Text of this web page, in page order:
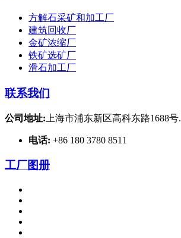
方解石采矿和加工厂
建筑回收厂
金矿浓缩厂
铁矿选矿厂
滑石加工厂
联系我们
公司地址: 上海市浦东新区高科东路1688号.
电话: +86 180 3780 8511
工厂图册